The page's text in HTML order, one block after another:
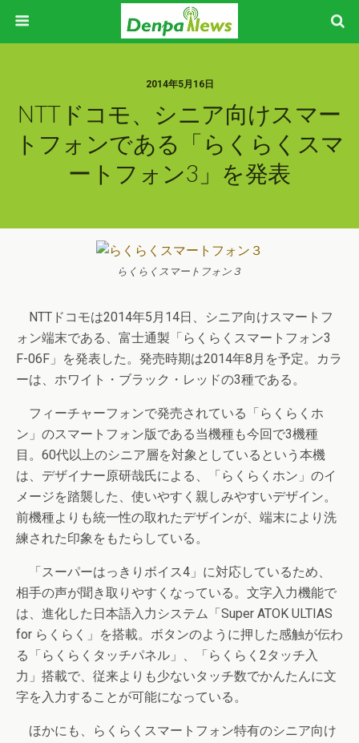
2014年5月16日
NTTドコモ、シニア向けスマー
トフォンである「らくらくスマ
ートフォン3」を発表
らくらくスマートフォン３
NTTドコモは2014年5月14日、シニア向けスマートフ
ォン端末である、富士通製「らくらくスマートフォン3
F-06F」を発表した。発売時期は2014年8月を予定。カラ
ーは、ホワイト・ブラック・レッドの3種である。
フィーチャーフォンで発売されている「らくらくホ
ン」のスマートフォン版である当機種も今回で3機種
目。60代以上のシニア層を対象としているという本機
は、デザイナー原研哉氏による、「らくらくホン」のイ
メージを踏襲した、使いやすく親しみやすいデザイン。
前機種よりも統一性の取れたデザインが、端末により洗
練された印象をもたらしている。
「スーパーはっきりボイス4」に対応しているため、
相手の声が聞き取りやすくなっている。文字入力機能で
は、進化した日本語入力システム「Super ATOK ULTIAS
for らくらく」を搭載。ボタンのように押した感触が伝わ
る「らくらくタッチパネル」、「らくらく2タッチ入
力」搭載で、従来よりも少ないタッチ数でかんたんに文
字を入力することが可能になっている。
ほかにも、らくらくスマートフォン特有のシニア向け